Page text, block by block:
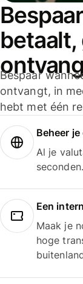
Bespaar
ontvangt, in
hebt met één
Beheer
Al je
seconden.
Een
Maak je
hoge